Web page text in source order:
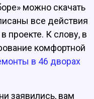
можно скачать
все действия
проекте. К слову, в
комфортной
в 46 дворах
заявились, вам